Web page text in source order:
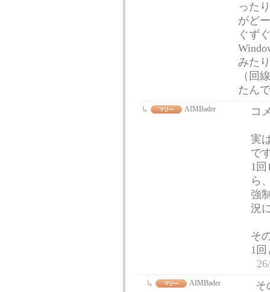
った
がど
ぐず
みた
（回
たん
AIMBader コ
実
で
1
ら
強
況
そ
1
AIMBader
そ